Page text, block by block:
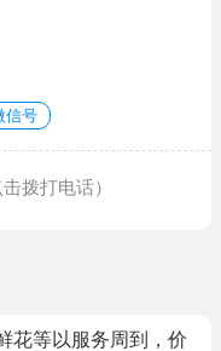
信号
击拨打电话）
花等以服务周到，价